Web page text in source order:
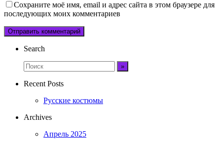
Сохраните моё имя, email и адрес сайта в этом браузере для
последующих моих комментариев
Search
Recent Posts
Русские костюмы
Archives
Апрель 2025